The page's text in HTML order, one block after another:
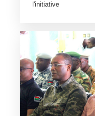
l'initiative